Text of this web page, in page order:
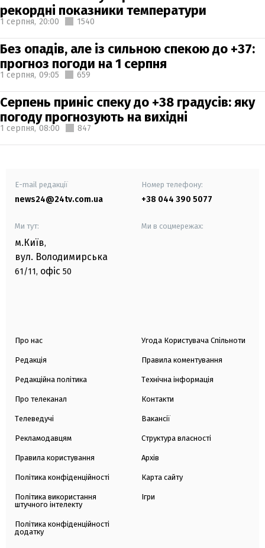
рекордні показники температури
1 серпня, 20:00 1540
Без опадів, але із сильною спекою до +37:
прогноз погоди на 1 серпня
1 серпня, 09:05 659
Серпень приніс спеку до +38 градусів: яку
погоду прогнозують на вихідні
1 серпня, 08:00 847
E-mail редакції
news24@24tv.com.ua
Номер телефону:
+38 044 390 5077
Ми тут:
м.Київ,
вул. Володимирська
61/11, офіс 50
Ми в соцмережах:
Про нас
Редакція
Редакційна політика
Про телеканал
Телеведучі
Рекламодавцям
Правила користування
Політика конфіденційності
Політика використання
штучного інтелекту
Політика конфіденційності
додатку
Угода Користувача Спільноти
Правила коментування
Технічна інформація
Контакти
Вакансії
Структура власності
Архів
Карта сайту
Ігри